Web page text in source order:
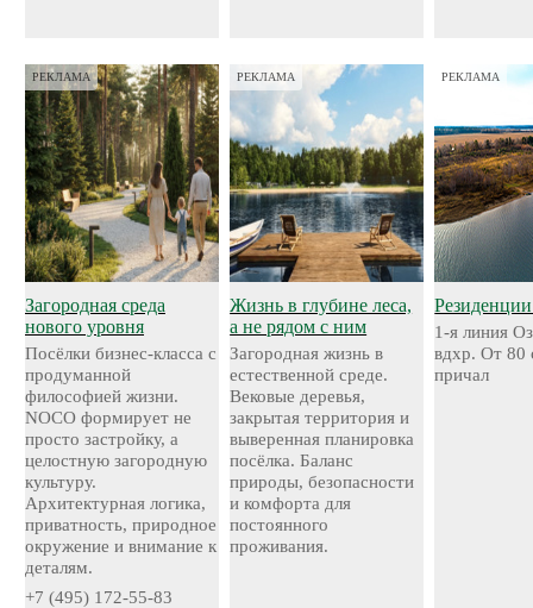
РЕКЛАМА
Загородная среда
нового уровня
Посёлки бизнес-класса с
продуманной
философией жизни.
NOCO формирует не
просто застройку, а
целостную загородную
культуру.
Архитектурная логика,
приватность, природное
окружение и внимание к
деталям.
+7 (495) 172-55-83
РЕКЛАМА
Жизнь в глубине леса,
а не рядом с ним
Загородная жизнь в
естественной среде.
Вековые деревья,
закрытая территория и
выверенная планировка
посёлка. Баланс
природы, безопасности
и комфорта для
постоянного
проживания.
РЕКЛАМА
1-я линия
вдхр. От 80
причал